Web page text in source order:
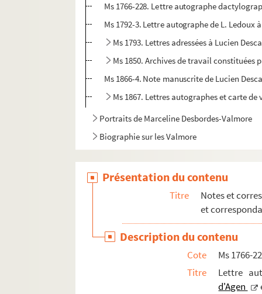
Ms 1766-228. Lettre autographe
Ms 1792-3. Lettre autographe de L.
Ms 1793. Lettres adressées à Lucien
Ms 1850. Archives de travail constituées
Ms 1866-4. Note manuscrite de Lucien
Ms 1867. Lettres autographes et carte de
Portraits de Marceline Desbordes-Valmore
Biographie sur les Valmore
Présentation du contenu
Titre
Notes et
et
Description du contenu
Cote
Ms 1766-
Titre
Lettre
d'Agen